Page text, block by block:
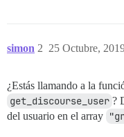
simon 25 Octubre,
2
¿Estás llamando a la
get_discourse_user ?
del usuario en el array